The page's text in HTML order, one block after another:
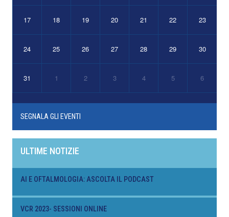
17 18 19 20 21 22 23
24 25 26 27 28 29 30
31 1 2 3 4 5 6
SEGNALA GLI EVENTI
ULTIME NOTIZIE
AI E OFTALMOLOGIA: ASCOLTA IL PODCAST
VCR 2023- SESSIONI ONLINE